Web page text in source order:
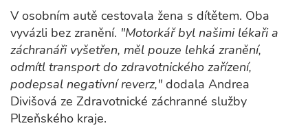
V osobním autě cestovala žena s dítětem. Oba
vyvázli bez zranění. "Motorkář byl našimi lékaři a
záchranáři vyšetřen, měl pouze lehká zranění,
odmítl transport do zdravotnického zařízení,
podepsal negativní reverz," dodala Andrea
Divišová ze Zdravotnické záchranné služby
Plzeňského kraje.